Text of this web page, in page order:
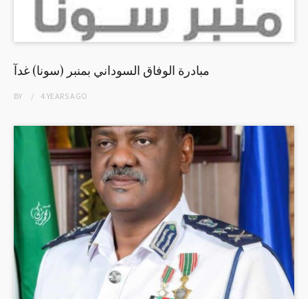
مبادرة الوفاق السوداني بمنبر (سونا) غدآ
BY 4 YEARSAGO